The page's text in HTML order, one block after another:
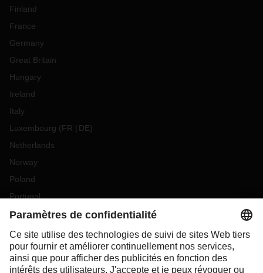
Finland
France
Germany
Great Britain
Hungary
Ireland
Italy
Luxembourg (FR DE)
Netherlands
Norway
Poland
Portugal
Romania
Slovakia
Spain
Sweden